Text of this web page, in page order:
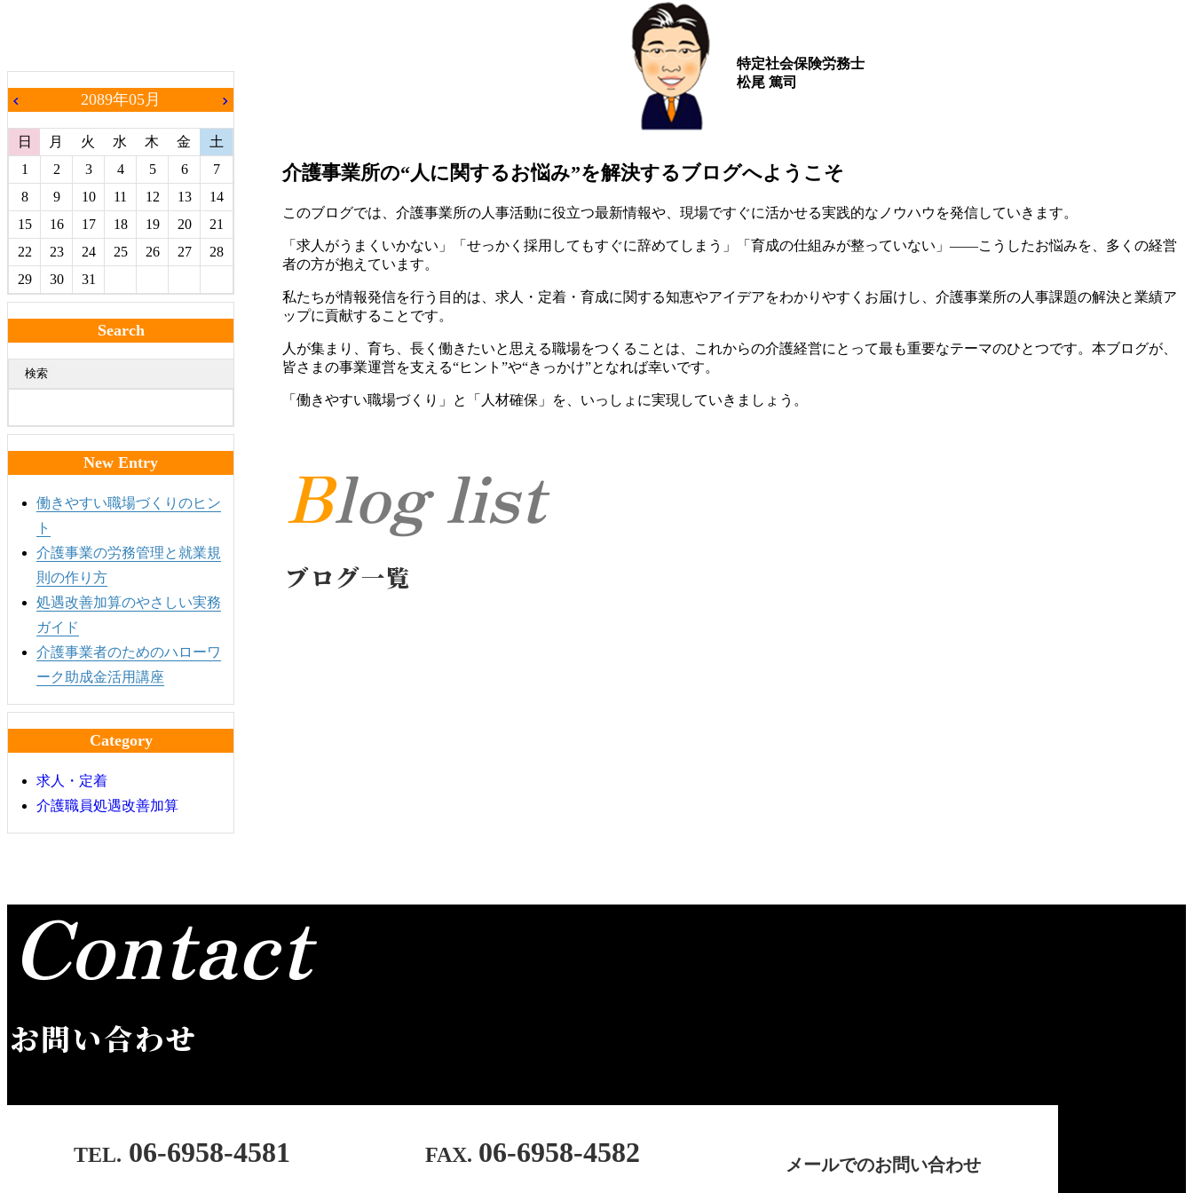
特定社会保険労務士
松尾 篤司
介護事業所の“人に関するお悩み”を解決するブログへようこそ
このブログでは、介護事業所の人事活動に役立つ最新情報や、現場ですぐに活かせる実践的なノウハウを発信していきます。
「求人がうまくいかない」「せっかく採用してもすぐに辞めてしまう」「育成の仕組みが整っていない」――こうしたお悩みを、多くの経営
者の方が抱えています。
私たちが情報発信を行う目的は、求人・定着・育成に関する知恵やアイデアをわかりやすくお届けし、介護事業所の人事課題の解決と業績ア
ップに貢献することです。
人が集まり、育ち、長く働きたいと思える職場をつくることは、これからの介護経営にとって最も重要なテーマのひとつです。本ブログが、
皆さまの事業運営を支える“ヒント”や“きっかけ”となれば幸いです。
「働きやすい職場づくり」と「人材確保」を、いっしょに実現していきましょう。
Blog list
ブログ一覧
chevron_left 2089年05月 chevron_right
日 月 火 水 木 金
土
1
2 3 4 5 6
7
8
9 10 11 12 13
14
15
16 17 18 19 20
21
22
23 24 25 26 27
28
29
30 31
Search
検索
New Entry
働きやすい職場づくりのヒン
ト
介護事業の労務管理と就業規
則の作り方
処遇改善加算のやさしい実務
ガイド
介護事業者のためのハローワ
ーク助成金活用講座
Category
求人・定着
介護職員処遇改善加算
Contact
お問い合わせ
06-6958-4581 06-6958-4582 メールでのお問い合わせ